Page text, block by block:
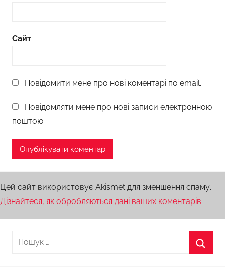
Сайт
Повідомити мене про нові коментарі по email.
Повідомляти мене про нові записи електронною
поштою.
Цей сайт використовує Akismet для зменшення спаму.
Дізнайтеся, як обробляються дані ваших коментарів.
Пошук: